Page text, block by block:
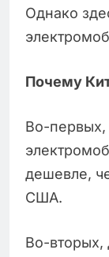
Однако
Почему
Во-первых,
дешевле,
США.
Во-вторых,